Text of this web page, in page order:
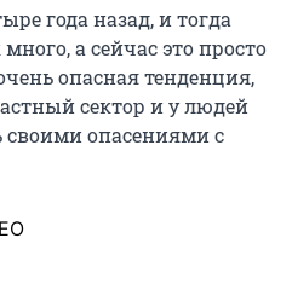
года назад, и тогда
а сейчас это просто
опасная тенденция,
сектор и у людей
своими опасениями с